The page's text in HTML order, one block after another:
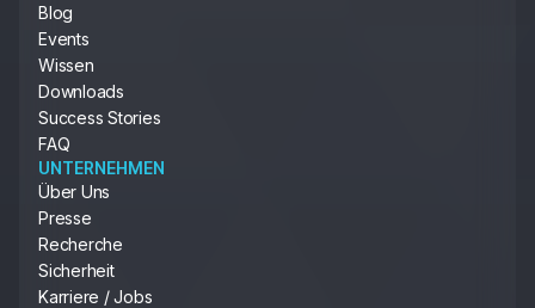
Blog
Events
Wissen
Downloads
Success Stories
FAQ
UNTERNEHMEN
Über Uns
Presse
Recherche
Sicherheit
Karriere / Jobs